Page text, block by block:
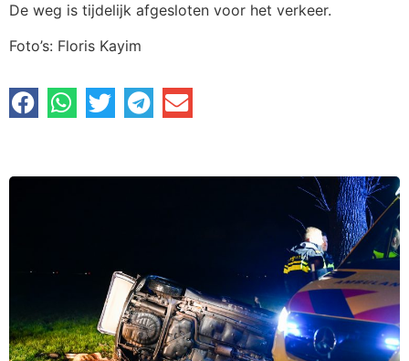
De weg is tijdelijk afgesloten voor het verkeer.
Foto’s: Floris Kayim